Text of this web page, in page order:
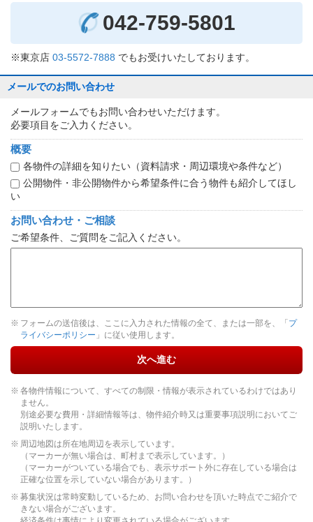
042-759-5801
※東京店 03-5572-7888 でもお受けいたしております。
メールでのお問い合わせ
メールフォームでもお問い合わせいただけます。
必要項目をご入力ください。
概要
各物件の詳細を知りたい（資料請求・周辺環境や条件など）
公開物件・非公開物件から希望条件に合う物件も紹介してほし
い
お問い合わせ・ご相談
ご希望条件、ご質問をご記入ください。
フォームの送信後は、ここに入力された情報の全て、または一部を、「 プ
ライバシーポリシー 」に従い使用します。
次へ進む
各物件情報について、すべての制限・情報が表示されているわけではあり
ません。
別途必要な費用・詳細情報等は、物件紹介時又は重要事項説明においてご
説明いたします。
周辺地図は所在地周辺を表示しています。
（マーカーが無い場合は、町村まで表示しています。）
（マーカーがついている場合でも、表示サポート外に存在している場合は
正確な位置を示していない場合があります。）
募集状況は常時変動しているため、お問い合わせを頂いた時点でご紹介で
きない場合がございます。